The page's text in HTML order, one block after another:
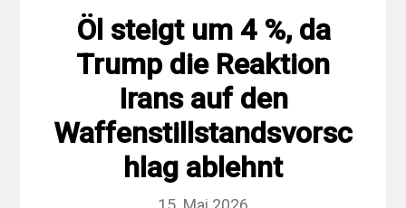
Öl steigt um 4 %, da
Trump die Reaktion
Irans auf den
Waffenstillstandsvorsc
hlag ablehnt